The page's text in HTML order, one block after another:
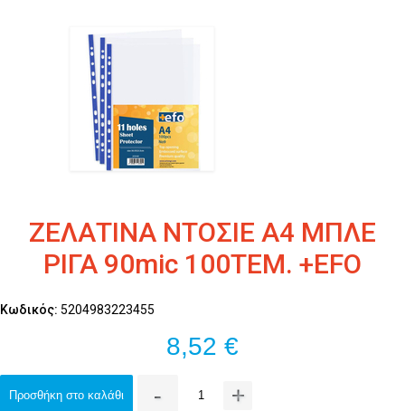
ΖΕΛΑΤΙΝΑ ΝΤΟΣΙΕ A4 ΜΠΛΕ
ΡΙΓΑ 90mic 100ΤΕΜ. +EFO
Κωδικός: 5204983223455
8,52 €
Προσθήκη στο καλάθι - +